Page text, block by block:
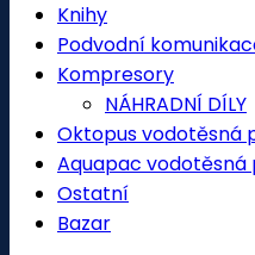
Knihy
Podvodní
Kompresory
NÁHRADNÍ DÍLY
Oktopus vodotěsná
Aquapac vodotěsná
Ostatní
Bazar